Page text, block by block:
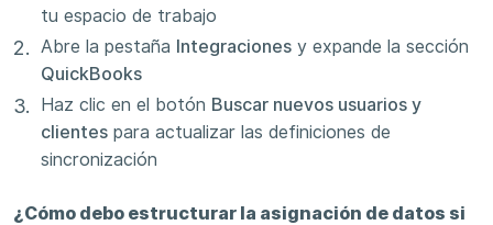
tu espacio de trabajo
Abre la pestaña Integraciones y expande la sección
QuickBooks
Haz clic en el botón Buscar nuevos usuarios y
clientes para actualizar las definiciones de
sincronización
¿Cómo debo estructurar la asignación de datos si